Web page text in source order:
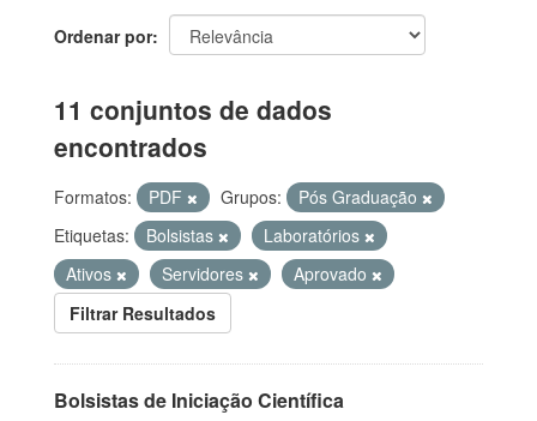
Ordenar por
11 conjuntos de dados
encontrados
Formatos: PDF Grupos:
Pós Graduação
Etiquetas:
Bolsistas
Laboratórios
Ativos
Servidores
Aprovado
Filtrar Resultados
Bolsistas de Iniciação Científica